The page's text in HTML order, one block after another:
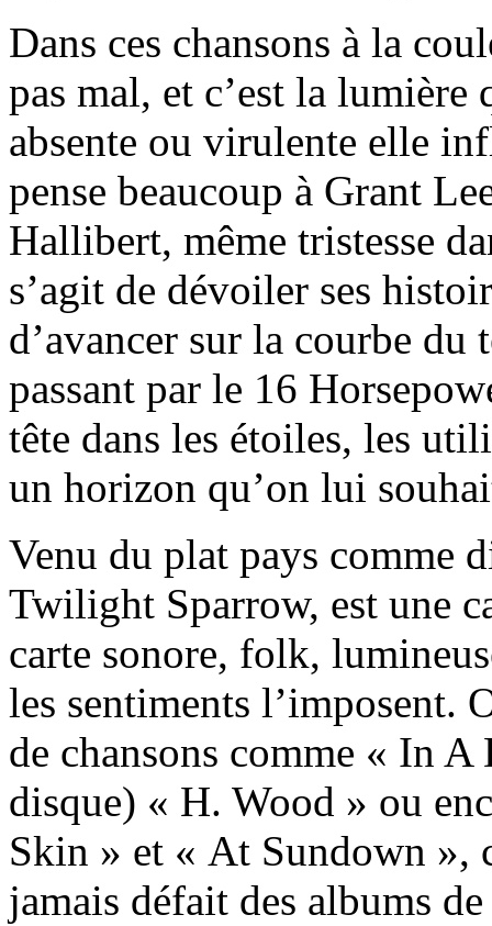
Dans ces chansons à la
pas mal, et c’est la
absente ou virulente elle
pense beaucoup à Grant
Hallibert, même tristesse
s’agit de dévoiler ses
d’avancer sur la courbe du
passant par le 16
tête dans les étoiles, les
un horizon qu’on lui
Venu du plat pays comme
Twilight Sparrow, est une
carte sonore, folk,
les sentiments l’imposent.
de chansons comme « In
disque) « H. Wood » ou
Skin » et « At Sundown »,
jamais défait des albums